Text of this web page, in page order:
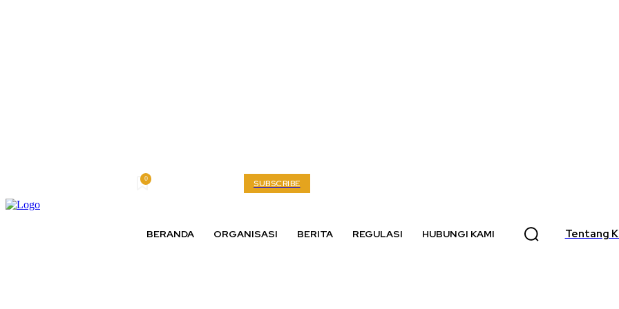
0 SUBSCRIBE
BERANDA ORGANISASI BERITA REGULASI HUBUNGI KAMI Tentang